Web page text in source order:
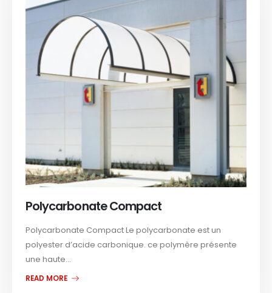
Polycarbonate Compact
Polycarbonate Compact Le polycarbonate est un
polyester d’acide carbonique. ce polymère présente
une haute...
READ MORE